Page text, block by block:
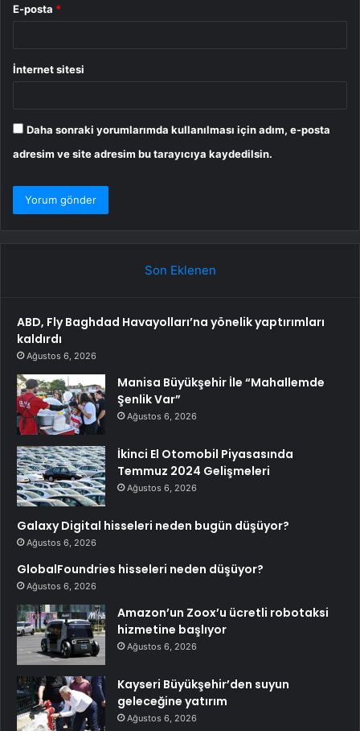
E-posta *
İnternet sitesi
Daha sonraki yorumlarımda kullanılması için adım, e-posta
adresim ve site adresim bu tarayıcıya kaydedilsin.
Son Eklenen
ABD, Fly Baghdad Havayolları’na yönelik yaptırımları
kaldırdı
Ağustos 6, 2026
Manisa Büyükşehir İle “Mahallemde
Şenlik Var”
Ağustos 6, 2026
İkinci El Otomobil Piyasasında
Temmuz 2024 Gelişmeleri
Ağustos 6, 2026
Galaxy Digital hisseleri neden bugün düşüyor?
Ağustos 6, 2026
GlobalFoundries hisseleri neden düşüyor?
Ağustos 6, 2026
Amazon’un Zoox’u ücretli robotaksi
hizmetine başlıyor
Ağustos 6, 2026
Kayseri Büyükşehir’den suyun
geleceğine yatırım
Ağustos 6, 2026